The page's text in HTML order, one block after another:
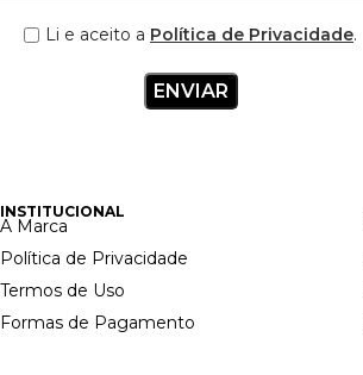
Li e aceito a Política de Privacidade.
INSTITUCIONAL
A Marca
Política de Privacidade
Termos de Uso
Formas de Pagamento